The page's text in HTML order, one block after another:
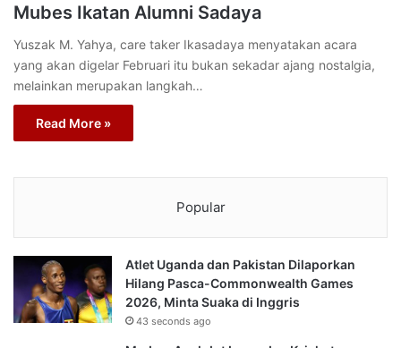
Mubes Ikatan Alumni Sadaya
Yuszak M. Yahya, care taker Ikasadaya menyatakan acara
yang akan digelar Februari itu bukan sekadar ajang nostalgia,
melainkan merupakan langkah…
Read More »
Popular
Atlet Uganda dan Pakistan Dilaporkan
Hilang Pasca-Commonwealth Games
2026, Minta Suaka di Inggris
43 seconds ago